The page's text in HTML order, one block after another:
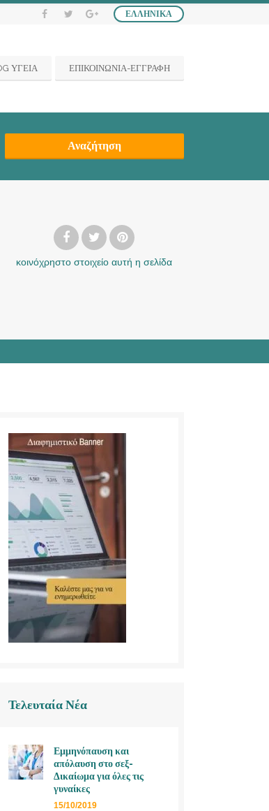
ΕΛΛΗΝΙΚΆ
ΥΓΕΙΑ ΕΠΙΚΟΙΝΩΝΙΑ-ΕΓΓΡΑΦΗ
Αναζήτηση
κοινόχρηστο στοιχείο αυτή η σελίδα
Τελευταία Νέα
Εμμηνόπαυση και
απόλαυση στο σεξ-
Δικαίωμα για όλες τις
γυναίκες
15/10/2019